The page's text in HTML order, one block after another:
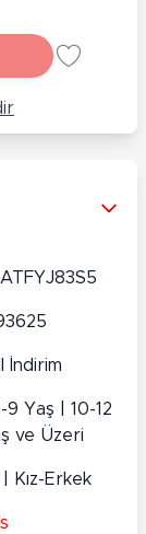
İndirim
Yaş | 10-12
ve Üzeri
Kız-Erkek